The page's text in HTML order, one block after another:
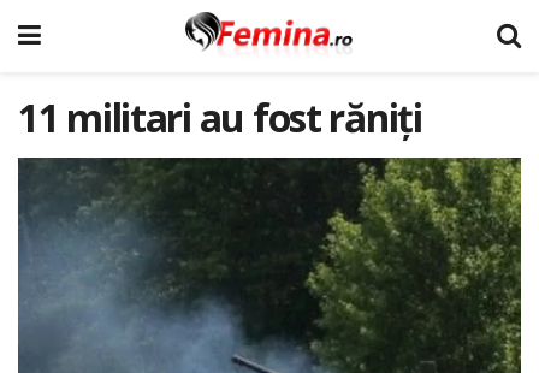
11 militari au fost răniți